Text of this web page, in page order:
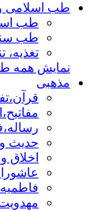
طب اسلامی
طب
طب
تغذیه،
نمایش همه
مذهبی
حدیث و